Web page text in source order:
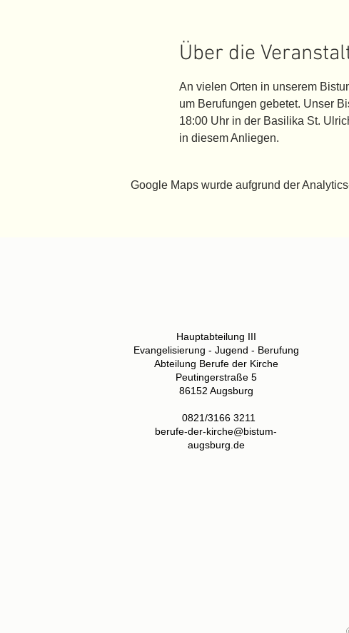
Über die
An vielen Orten in unserem
um Berufungen gebetet. Unser
18:00 Uhr in der Basilika St.
in diesem Anliegen.
Google Maps wurde aufgrund der
Hauptabteilung III
Evangelisierung - Jugend - Berufung
Abteilung Berufe der Kirche
Peutingerstraße 5
86152 Augsburg
0821/3166 3211
berufe-der-kirche@bistum-
augsburg.de